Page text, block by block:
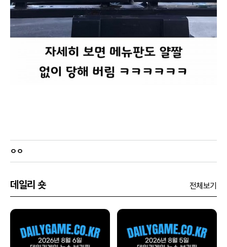
ㅇㅇ
데일리 숏 전체보기